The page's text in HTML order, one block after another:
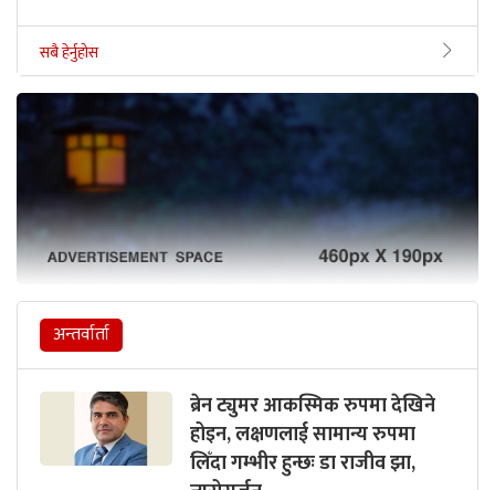
सबै हेर्नुहोस
अन्तर्वार्ता
ब्रेन ट्युमर आकस्मिक रुपमा देखिने
होइन, लक्षणलाई सामान्य रुपमा
लिँदा गम्भीर हुन्छः डा राजीव झा,